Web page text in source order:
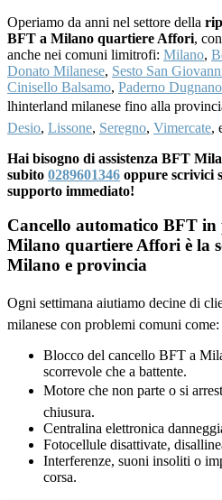
Operiamo da anni nel settore della
BFT a Milano quartiere Affori,
anche nei comuni limitrofi: Milano,
Donato Milanese, Sesto San
Cinisello Balsamo, Paderno Dugnano
lhinterland milanese fino alla
Desio, Lissone, Seregno, Vimercate,
Hai bisogno di assistenza BFT
subito 0289601346 oppure scrivici
supporto immediato!
Cancello automatico BFT in
Milano quartiere Affori è la
Milano e provincia
Ogni settimana aiutiamo decine di
milanese con problemi comuni come:
Blocco del cancello BFT a
scorrevole che a battente.
Motore che non parte o si
chiusura.
Centralina elettronica
Fotocellule disattivate,
Interferenze, suoni insoliti o
corsa.